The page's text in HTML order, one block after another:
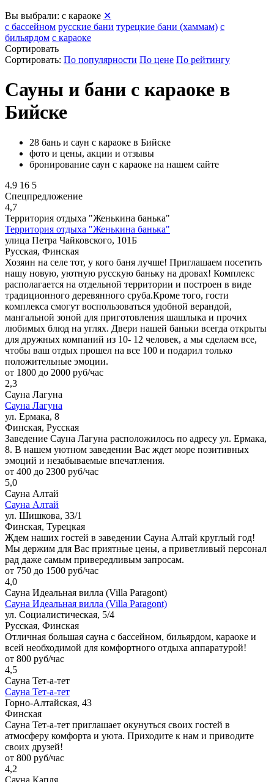
Вы выбрали: с караоке ✕
с бассейном русские бани турецкие бани (хаммам) с
бильярдом с караоке
Сортировать
Сортировать: По популярности По цене По рейтингу
Сауны и бани с караоке в
Бийске
28 бань и саун с караоке в Бийске
фото и цены, акции и отзывы
бронирование саун с караоке на нашем сайте
4.9 16 5
Спецпредложение
4,7
Территория отдыха "Женькина банька"
Территория отдыха "Женькина банька"
улица Петра Чайковского, 101Б
Русская, Финская
Хозяин на селе тот, у кого баня лучше! Приглашаем посетить
нашу новую, уютную русскую баньку на дровах! Комплекс
располагается на отдельной территории и построен в виде
традиционного деревянного сруба.Кроме того, гости
комплекса смогут воспользоваться удобной верандой,
мангальной зоной для приготовления шашлыка и прочих
любимых блюд на углях. Двери нашей баньки всегда открыты
для дружных компаний из 10- 12 человек, а мы сделаем все,
чтобы ваш отдых прошел на все 100 и подарил только
положительные эмоции.
от 1800 до 2000 руб/час
2,3
Сауна Лагуна
Сауна Лагуна
ул. Ермака, 8
Финская, Русская
Заведение Сауна Лагуна расположилось по адресу ул. Ермака,
8. В нашем уютном заведении Вас ждет море позитивных
эмоций и незабываемые впечатления.
от 400 до 2300 руб/час
5,0
Сауна Алтай
Сауна Алтай
ул. Шишкова, 33/1
Финская, Турецкая
Ждем наших гостей в заведении Сауна Алтай круглый год!
Мы держим для Вас приятные цены, а приветливый персонал
рад даже самым привередливым запросам.
от 750 до 1500 руб/час
4,0
Сауна Идеальная вилла (Villa Paragont)
Сауна Идеальная вилла (Villa Paragont)
ул. Социалистическая, 5/4
Русская, Финская
Отличная большая сауна с бассейном, бильярдом, караоке и
всей необходимой для комфортного отдыха аппаратурой!
от 800 руб/час
4,5
Сауна Тет-а-тет
Сауна Тет-а-тет
Горно-Алтайская, 43
Финская
Сауна Тет-а-тет приглашает окунуться своих гостей в
атмосферу комфорта и уюта. Приходите к нам и приводите
своих друзей!
от 800 руб/час
4,2
Сауна Капля